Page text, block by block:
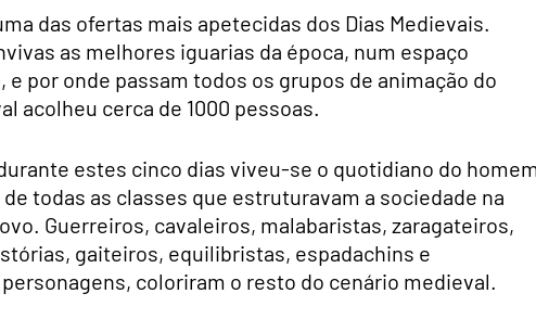
das ofertas mais apetecidas dos Dias Medievais.
as melhores iguarias da época, num espaço
por onde passam todos os grupos de animação do
acolheu cerca de 1000 pessoas.
estes cinco dias viveu-se o quotidiano do
todas as classes que estruturavam a sociedade na
Guerreiros, cavaleiros, malabaristas, zaragateiros,
gaiteiros, equilibristas, espadachins e
coloriram o resto do cenário medieval.